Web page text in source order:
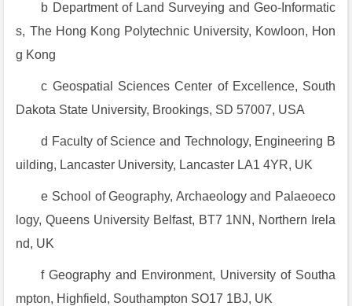
b Department of Land Surveying and Geo-Informatic
s, The Hong Kong Polytechnic University, Kowloon, Hon
g Kong
c Geospatial Sciences Center of Excellence, South
Dakota State University, Brookings, SD 57007, USA
d Faculty of Science and Technology, Engineering B
uilding, Lancaster University, Lancaster LA1 4YR, UK
e School of Geography, Archaeology and Palaeoeco
logy, Queens University Belfast, BT7 1NN, Northern Irela
nd, UK
f Geography and Environment, University of Southa
mpton, Highfield, Southampton SO17 1BJ, UK